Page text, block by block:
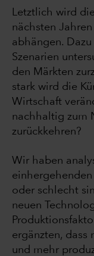
Letztlich wird
nächsten
abhängen.
Szenarien
den Märkten
stark wird die
Wirtschaft
nachhaltig zum
zurückkehren?
Wir haben
oder schlecht
neuen
ergänzten, dass
und mehr